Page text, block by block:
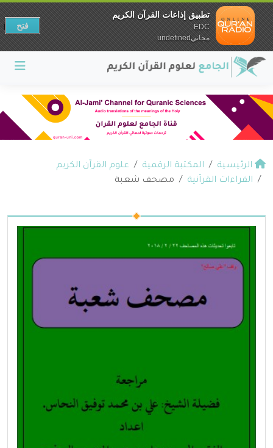
الرئيسية المكتبة الرقمية
علوم القرآن الكريم
القراءات القرآنية
مصحف شعبة
تطبيق إذاعات القرآن الكريم
EDC
مجانيundefined
فتح